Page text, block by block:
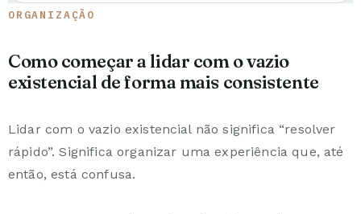
ORGANIZAÇÃO
Como começar a lidar com o vazio
existencial de forma mais consistente
Lidar com o vazio existencial não significa “resolver
rápido”. Significa organizar uma experiência que, até
então, está confusa.